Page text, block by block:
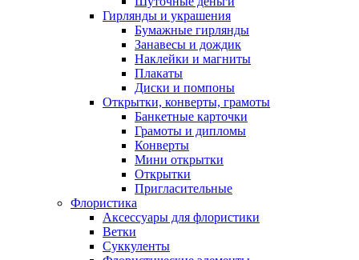
Гирлянды и украшения
Бумажные гирлянды
Занавесы и дождик
Наклейки и магниты
Плакаты
Диски и помпоны
Открытки, конверты, грамоты
Банкетные карточки
Грамоты и дипломы
Конверты
Мини открытки
Открытки
Пригласительные
Флористика
Аксессуары для флористики
Ветки
Суккуленты